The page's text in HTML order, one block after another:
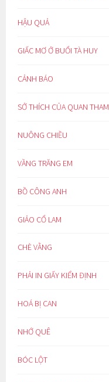
HẬU QUẢ
GIẤC MƠ Ở BUỔI TÀ HUY
CẢNH BÁO
SỞ THÍCH CỦA QUAN THAM
NUÔNG CHIỀU
VẦNG TRĂNG EM
BỒ CÔNG ANH
GIẢO CỔ LAM
CHÈ VẰNG
PHẢI IN GIẤY KIỂM ĐỊNH
HOÁ BỊ CAN
NHỚ QUÊ
BÓC LỘT